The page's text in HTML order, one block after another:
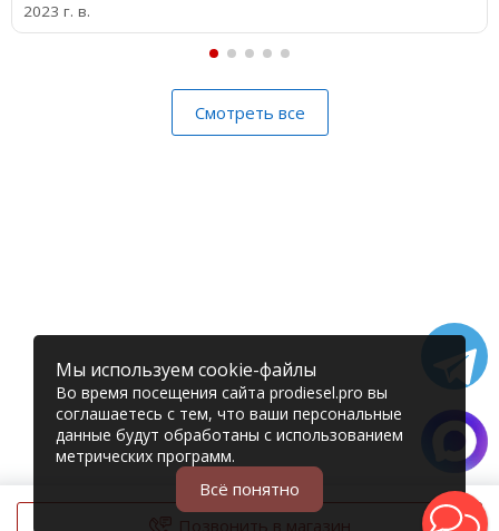
Позвонить в магазин
2023 г. в.
Смотреть все
Мы используем cookie-файлы
Во время посещения сайта prodiesel.pro вы
соглашаетесь с тем, что ваши персональные
данные будут обработаны с использованием
метрических программ.
Всё понятно